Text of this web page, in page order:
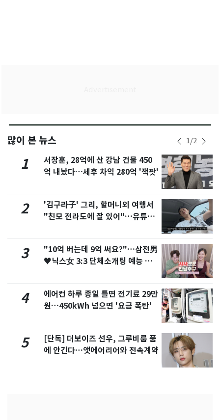
많이 본 뉴스 1/2
1
서장훈, 28억에 산 강남 건물 450
억 내놨다…세후 차익 280억 '잭팟'
2
'김구라子' 그리, 할머니외 여행서
"친모 전라도에 잘 있어"…유튜브
3
"10억 버는데 9억 써요?"…삼전男
♥닉스女 3:3 단체소개팅 예능 화
4
에어컨 하루 종일 틀면 전기료 29만
원…450kWh 넘으면 '요금 폭탄'
5
[단독] 더보이즈 선우, 그루비룸 품
에 안긴다…앳에어리어와 전속계약